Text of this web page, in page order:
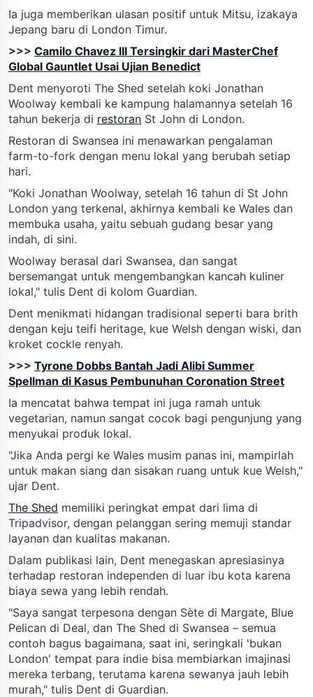
Ia juga memberikan ulasan positif untuk Mitsu, izakaya
Jepang baru di London Timur.
>>> Camilo Chavez III Tersingkir dari MasterChef
Global Gauntlet Usai Ujian Benedict
Dent menyoroti The Shed setelah koki Jonathan
Woolway kembali ke kampung halamannya setelah 16
tahun bekerja di restoran St John di London.
Restoran di Swansea ini menawarkan pengalaman
farm-to-fork dengan menu lokal yang berubah setiap
hari.
"Koki Jonathan Woolway, setelah 16 tahun di St John
London yang terkenal, akhirnya kembali ke Wales dan
membuka usaha, yaitu sebuah gudang besar yang
indah, di sini.
Woolway berasal dari Swansea, dan sangat
bersemangat untuk mengembangkan kancah kuliner
lokal," tulis Dent di kolom Guardian.
Dent menikmati hidangan tradisional seperti bara brith
dengan keju teifi heritage, kue Welsh dengan wiski, dan
kroket cockle renyah.
>>> Tyrone Dobbs Bantah Jadi Alibi Summer
Spellman di Kasus Pembunuhan Coronation Street
Ia mencatat bahwa tempat ini juga ramah untuk
vegetarian, namun sangat cocok bagi pengunjung yang
menyukai produk lokal.
"Jika Anda pergi ke Wales musim panas ini, mampirlah
untuk makan siang dan sisakan ruang untuk kue Welsh,"
ujar Dent.
The Shed memiliki peringkat empat dari lima di
Tripadvisor, dengan pelanggan sering memuji standar
layanan dan kualitas makanan.
Dalam publikasi lain, Dent menegaskan apresiasinya
terhadap restoran independen di luar ibu kota karena
biaya sewa yang lebih rendah.
"Saya sangat terpesona dengan Sète di Margate, Blue
Pelican di Deal, dan The Shed di Swansea – semua
contoh bagus bagaimana, saat ini, seringkali 'bukan
London' tempat para indie bisa membiarkan imajinasi
mereka terbang, terutama karena sewanya jauh lebih
murah," tulis Dent di Guardian.